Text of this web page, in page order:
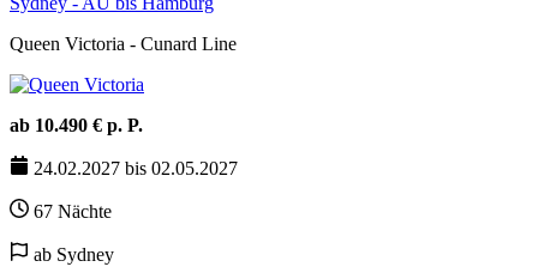
Queen Victoria - Cunard Line
ab 10.490 € p. P.
24.02.2027 bis 02.05.2027
67 Nächte
ab Sydney